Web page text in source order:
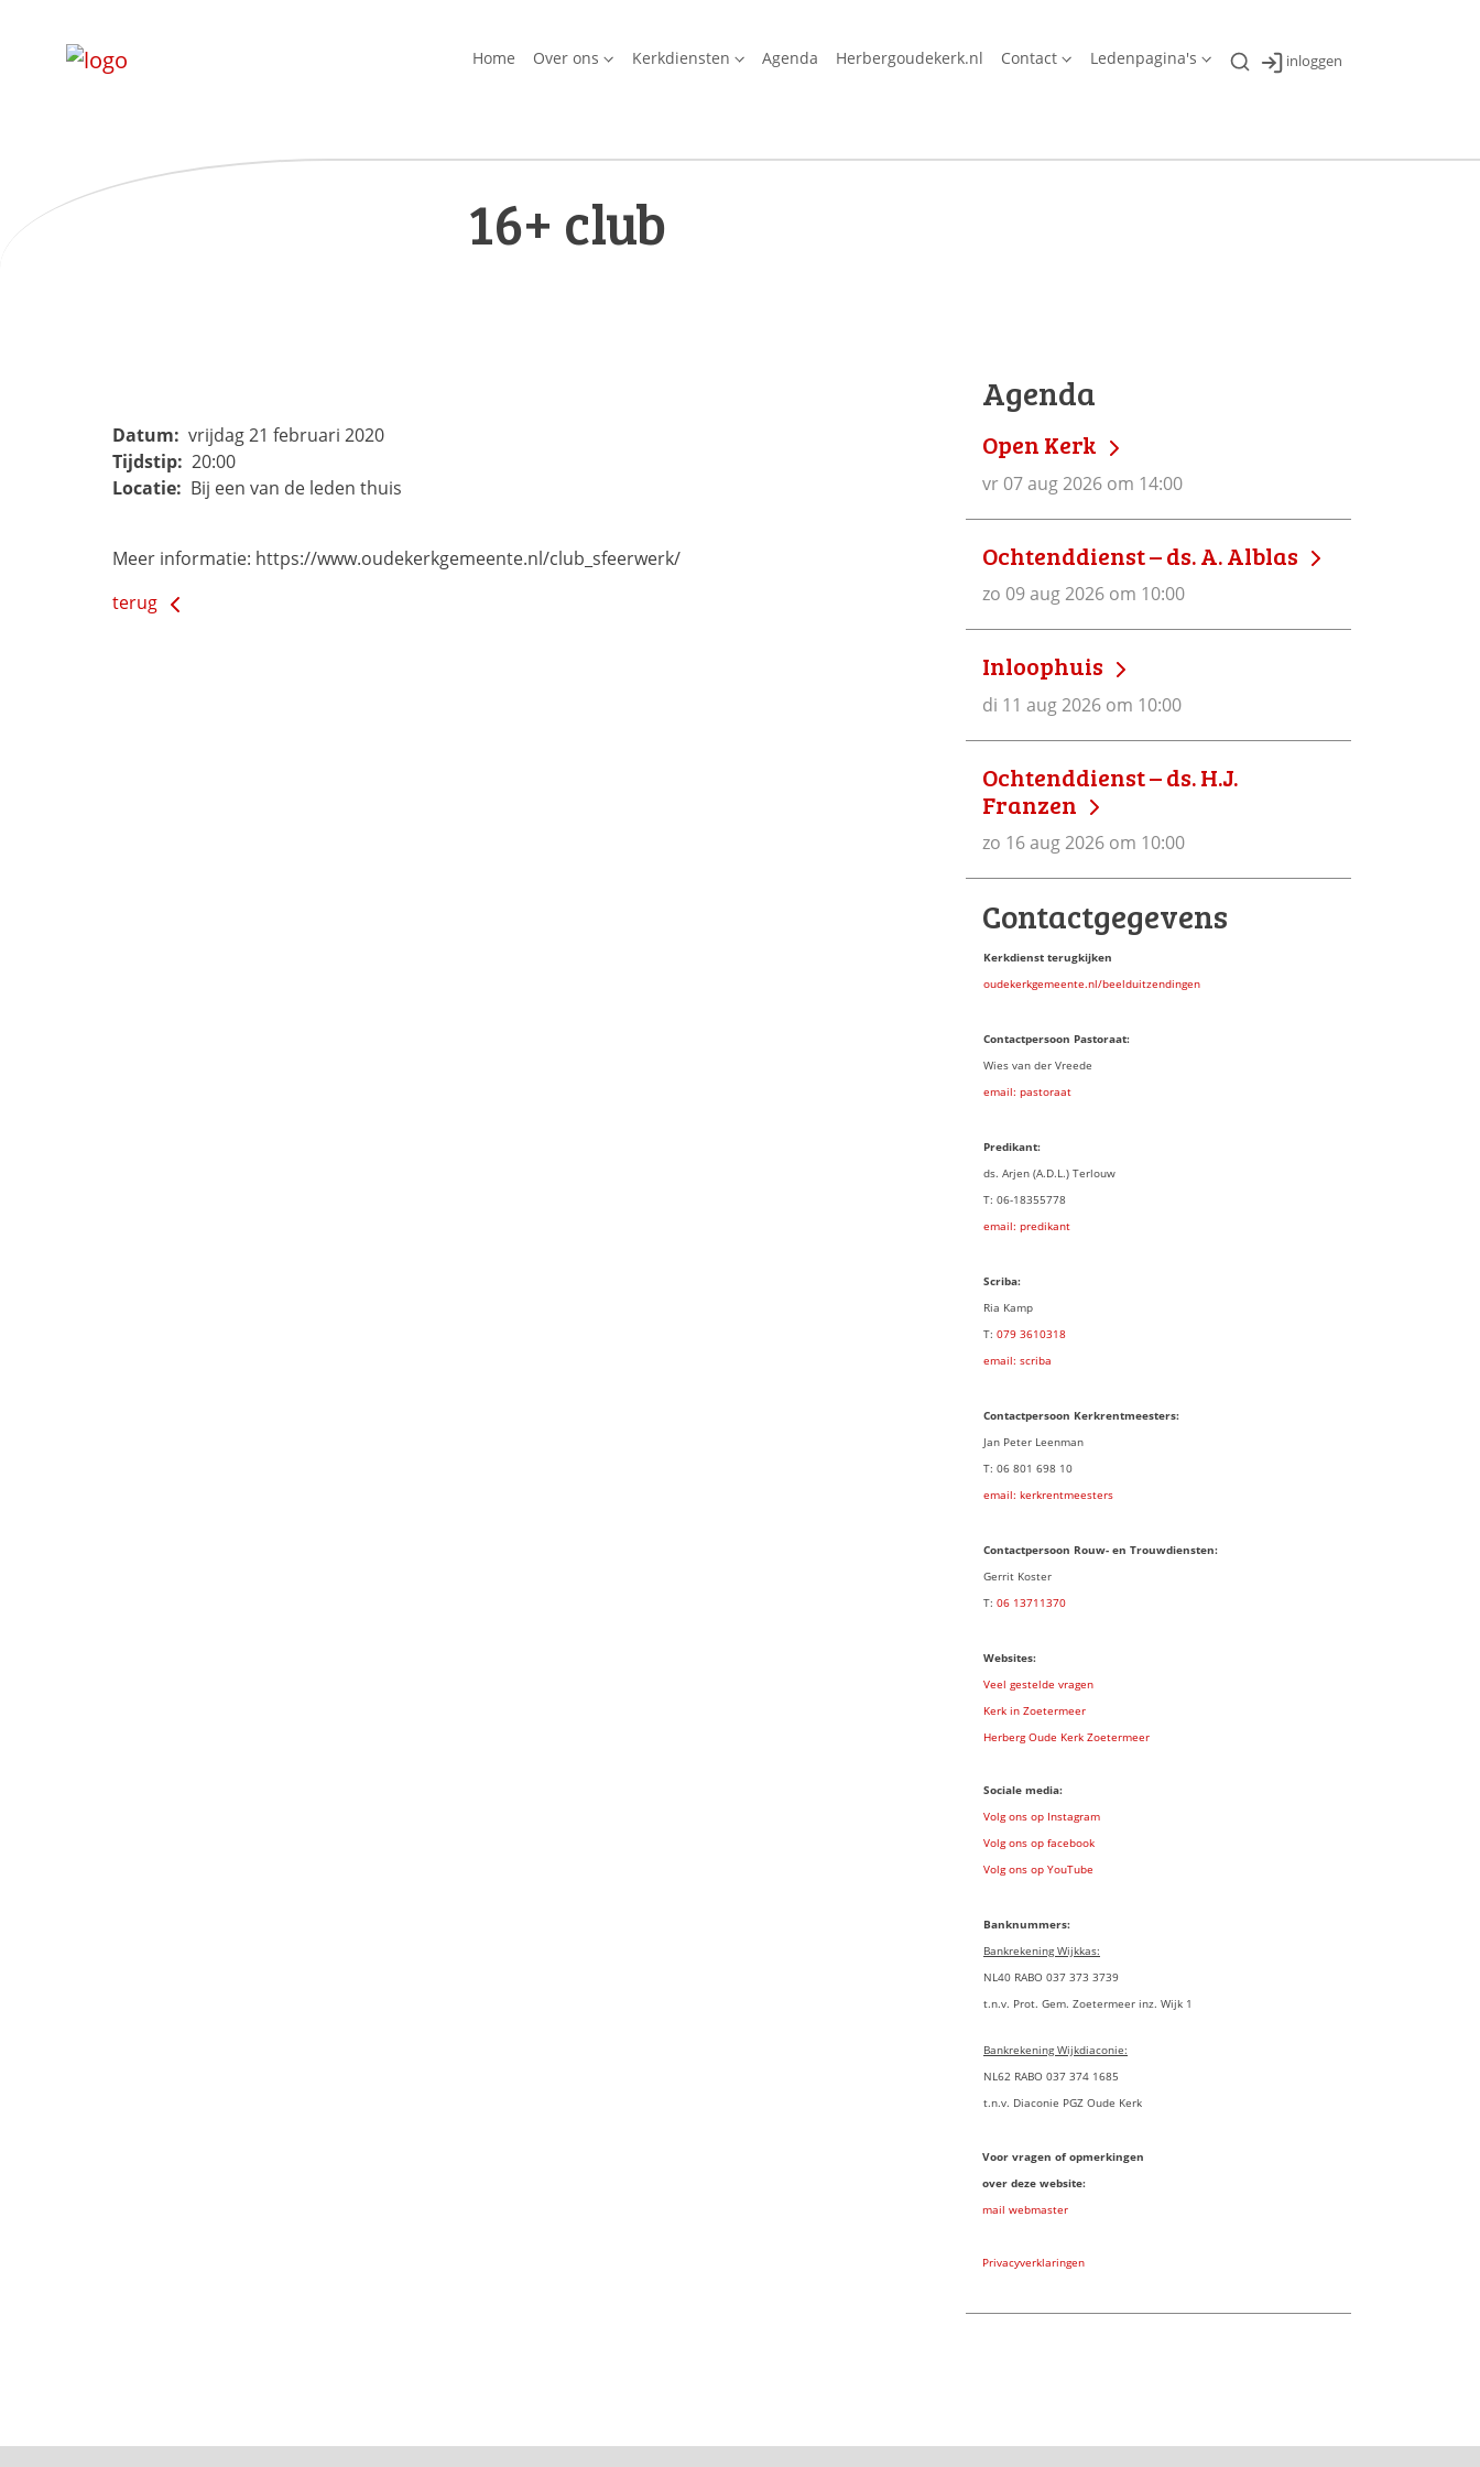
Home Over ons Kerkdiensten Agenda Herbergoudekerk.nl Contact Ledenpagina's inloggen
16+ club
Datum: vrijdag 21 februari 2020
Tijdstip: 20:00
Locatie: Bij een van de leden thuis
Meer informatie: https://www.oudekerkgemeente.nl/club_sfeerwerk/
terug
Agenda
Open Kerk
vr 07 aug 2026 om 14:00
Ochtenddienst – ds. A. Alblas
zo 09 aug 2026 om 10:00
Inloophuis
di 11 aug 2026 om 10:00
Ochtenddienst – ds. H.J.
Franzen
zo 16 aug 2026 om 10:00
Contactgegevens
Kerkdienst terugkijken
oudekerkgemeente.nl/beelduitzendingen
Contactpersoon Pastoraat:
Wies van der Vreede
email: pastoraat
Predikant:
ds. Arjen (A.D.L.) Terlouw
T: 06-18355778
email: predikant
Scriba:
Ria Kamp
T: 079 3610318
email: scriba
Contactpersoon Kerkrentmeesters:
Jan Peter Leenman
T: 06 801 698 10
email: kerkrentmeesters
Contactpersoon Rouw- en Trouwdiensten:
Gerrit Koster
T: 06 13711370
Websites:
Veel gestelde vragen
Kerk in Zoetermeer
Herberg Oude Kerk Zoetermeer
Sociale media:
Volg ons op Instagram
Volg ons op facebook
Volg ons op YouTube
Banknummers:
Bankrekening Wijkkas:
NL40 RABO 037 373 3739
t.n.v. Prot. Gem. Zoetermeer inz. Wijk 1
Bankrekening Wijkdiaconie:
NL62 RABO 037 374 1685
t.n.v. Diaconie PGZ Oude Kerk
Voor vragen of opmerkingen
over deze website:
mail webmaster
Privacyverklaringen